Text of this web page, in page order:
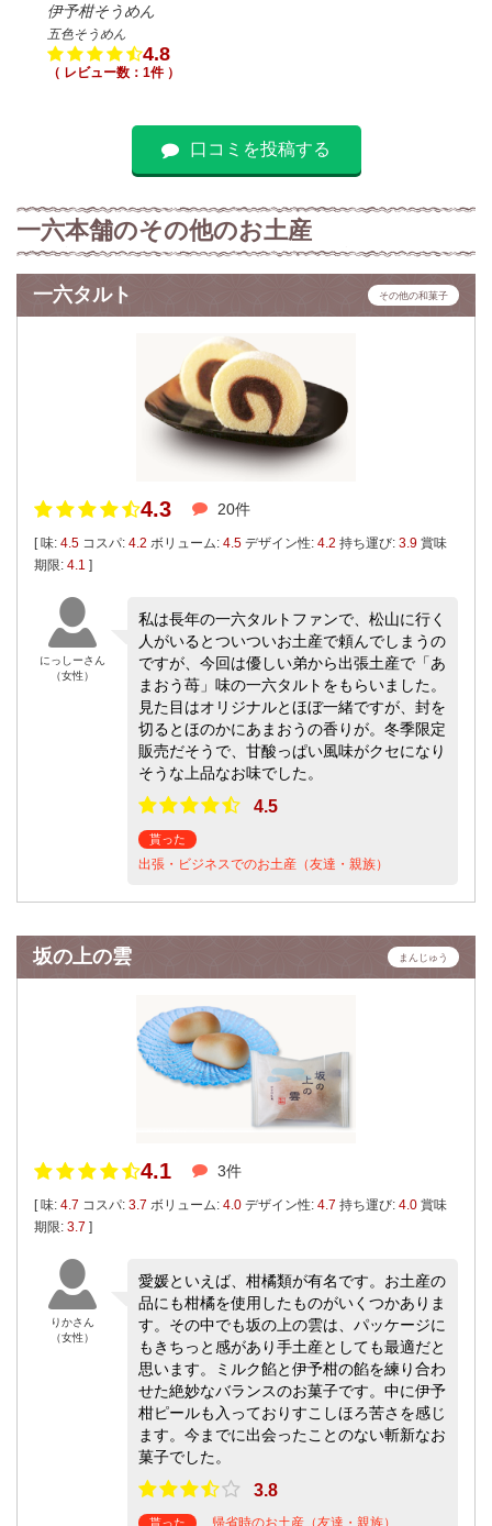
伊予柑そうめん
五色そうめん
4.8
（ レビュー数：1件 ）
口コミを投稿する
一六本舗のその他のお土産
一六タルト その他の和菓子
4.3 20件
[ 味: 4.5 コスパ: 4.2 ボリューム: 4.5 デザイン性: 4.2 持ち運び: 3.9 賞味
期限: 4.1 ]
にっしーさん
（女性）
私は長年の一六タルトファンで、松山に行く
人がいるとついついお土産で頼んでしまうの
ですが、今回は優しい弟から出張土産で「あ
まおう苺」味の一六タルトをもらいました。
見た目はオリジナルとほぼ一緒ですが、封を
切るとほのかにあまおうの香りが。冬季限定
販売だそうで、甘酸っぱい風味がクセになり
そうな上品なお味でした。
4.5
貰った
出張・ビジネスでのお土産（友達・親族）
坂の上の雲 まんじゅう
4.1 3件
[ 味: 4.7 コスパ: 3.7 ボリューム: 4.0 デザイン性: 4.7 持ち運び: 4.0 賞味
期限: 3.7 ]
りかさん
（女性）
愛媛といえば、柑橘類が有名です。お土産の
品にも柑橘を使用したものがいくつかありま
す。その中でも坂の上の雲は、パッケージに
もきちっと感があり手土産としても最適だと
思います。ミルク餡と伊予柑の餡を練り合わ
せた絶妙なバランスのお菓子です。中に伊予
柑ピールも入っておりすこしほろ苦さを感じ
ます。今までに出会ったことのない斬新なお
菓子でした。
3.8
貰った 帰省時のお土産（友達・親族）